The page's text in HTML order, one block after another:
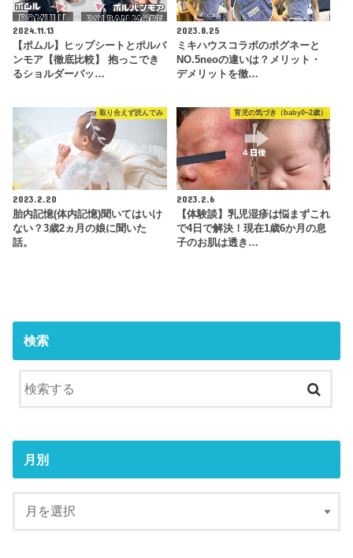
2024.11.13
【ポムル】ヒップシートとポルバ
ンモア【徹底比較】 抱っこでき
るショルダーバッ…
2023.8.25
ミキハウスコラボのポグネーと
NO.5neoの違いは？メリット・
デメリットを徹…
取り合えず読んでみ
2023.2.20
胎内記憶(体内記憶)聞いてはいけ
ない？3歳2ヵ月の娘に聞いた
話。
育児の気づき（baby0~2歳）
2023.2.6
【体験談】乳児湿疹は悩まずこれ
で4日で解決！現在1歳6か月の息
子のお肌は透き…
検索
月別